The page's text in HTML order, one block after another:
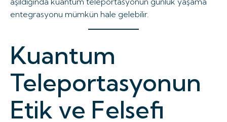
entegrasyonu mümkün hale gelebilir.
Kuantum
Teleportasyonun
Etik ve Felsefi